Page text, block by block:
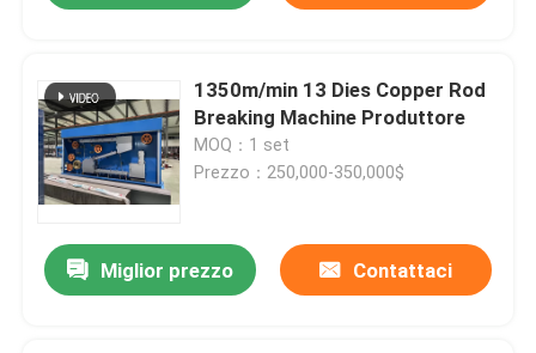
1350m/min 13 Dies Copper Rod
Breaking Machine Produttore
MOQ：1 set
Prezzo：250,000-350,000$
Miglior prezzo Contattaci